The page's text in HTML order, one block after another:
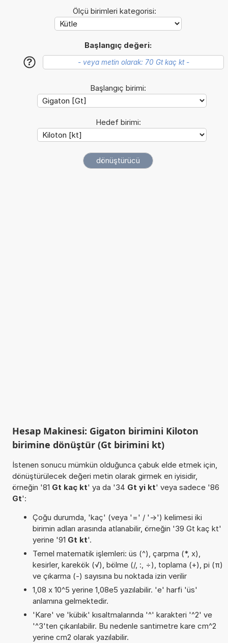
Ölçü birimleri kategorisi:
Başlangıç değeri:
?
Başlangıç birimi:
Hedef birimi:
Hesap Makinesi: Gigaton birimini Kiloton
birimine dönüştür (Gt birimini kt)
İstenen sonucu mümkün olduğunca çabuk elde etmek için,
dönüştürülecek değeri metin olarak girmek en iyisidir,
örneğin '81 Gt kaç kt' ya da '34 Gt yi kt' veya sadece '86
Gt':
Çoğu durumda, 'kaç' (veya '=' / '->') kelimesi iki
birimin adları arasında atlanabilir, örneğin '39 Gt kaç kt'
yerine '91 Gt kt'.
Temel matematik işlemleri: üs (^), çarpma (*, x),
kesirler, karekök (√), bölme (/, :, ÷), toplama (+), pi (π)
ve çıkarma (-) sayısına bu noktada izin verilir
1,08 x 10^5 yerine 1,08e5 yazılabilir. 'e' harfi 'üs'
anlamına gelmektedir.
'Kare' ve 'kübik' kısaltmalarında '^' karakteri '^2' ve
'^3'ten çıkarılabilir. Bu nedenle santimetre kare cm^2
yerine cm2 olarak yazılabilir.